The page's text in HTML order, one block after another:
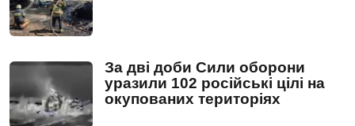
За дві доби Сили оборони
уразили 102 російські цілі на
окупованих територіях